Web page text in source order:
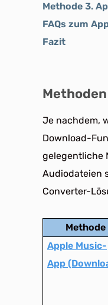
Methode 3.
FAQs zum
Fazit
Je nachdem,
Download-
gelegentliche
Audiodateien
Converter-
Methode
Apple Music-
App